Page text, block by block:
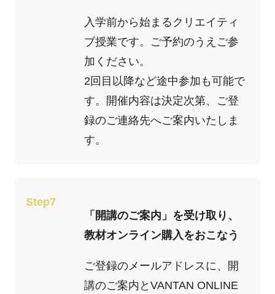
入学前から始まるクリエイティ
ブ授業です。ご予約のうえご参
加ください。
2回目以降など途中参加も可能で
す。開催内容は決定次第、ご登
録のご連絡先へご案内いたしま
す。
Step7
「開講のご案内」を受け取り、
教材オンライン購入をおこなう
ご登録のメールアドレスに、開
講のご案内とVANTAN ONLINE